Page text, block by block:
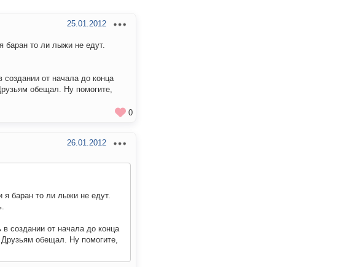
25.01.2012
баран то ли лыжи не едут.
от начала до конца
обещал. Ну помогите,
0
26.01.2012
баран то ли лыжи не едут.
создании от начала до конца
обещал. Ну помогите,